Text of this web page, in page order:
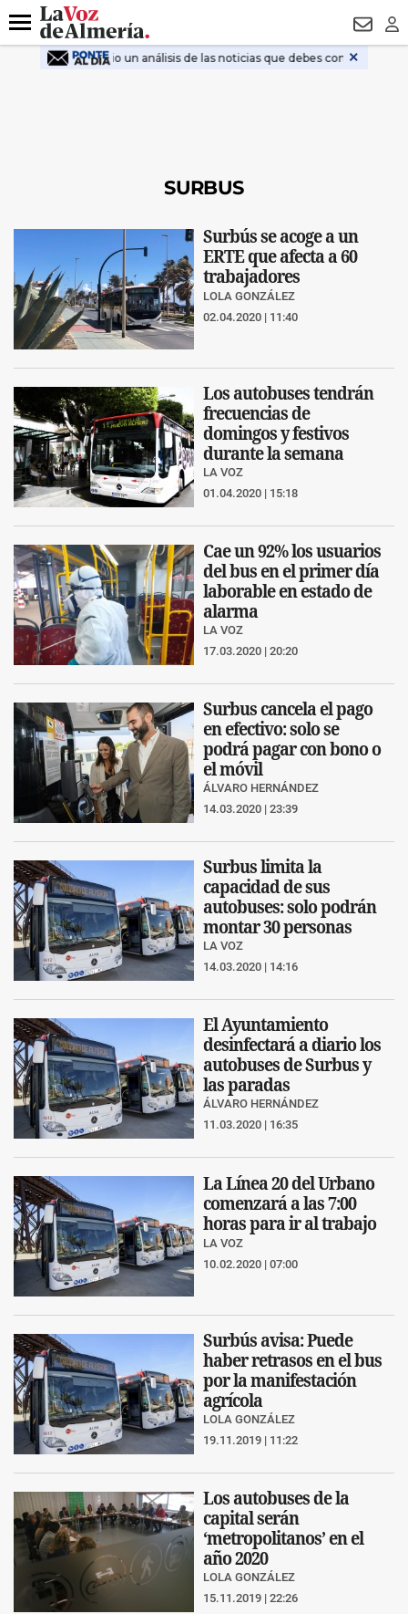
DESTACADO CONDENADOS
Menú
SURBUS
Surbús se acoge a un
ERTE que afecta a 60
trabajadores
LOLA GONZÁLEZ
02.04.2020 | 11:40
Los autobuses tendrán
frecuencias de
domingos y festivos
durante la semana
LA VOZ
01.04.2020 | 15:18
Cae un 92% los usuarios
del bus en el primer día
laborable en estado de
alarma
LA VOZ
17.03.2020 | 20:20
Surbus cancela el pago
en efectivo: solo se
podrá pagar con bono o
el móvil
ÁLVARO HERNÁNDEZ
14.03.2020 | 23:39
Surbus limita la
capacidad de sus
autobuses: solo podrán
montar 30 personas
LA VOZ
14.03.2020 | 14:16
El Ayuntamiento
desinfectará a diario los
autobuses de Surbus y
las paradas
ÁLVARO HERNÁNDEZ
11.03.2020 | 16:35
La Línea 20 del Urbano
comenzará a las 7:00
horas para ir al trabajo
LA VOZ
10.02.2020 | 07:00
Surbús avisa: Puede
haber retrasos en el bus
por la manifestación
agrícola
LOLA GONZÁLEZ
19.11.2019 | 11:22
Los autobuses de la
capital serán
‘metropolitanos’ en el
año 2020
LOLA GONZÁLEZ
15.11.2019 | 22:26